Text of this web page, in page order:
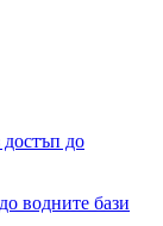
водните бази